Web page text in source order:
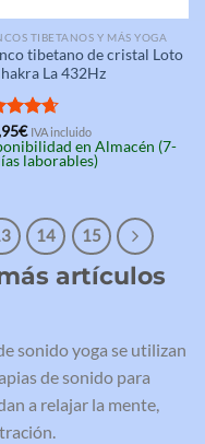
TIBETANOS Y MÁS YOGA
tibetano de cristal Loto
La 432Hz
4.67
€ IVA incluido
en Almacén (7-
laborables)
14 15
artículos
sonido yoga se utilizan
de sonido para
a relajar la mente,